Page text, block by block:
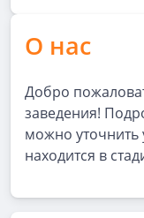
О нас
Добро
заведения!
можно уточнить
находится в